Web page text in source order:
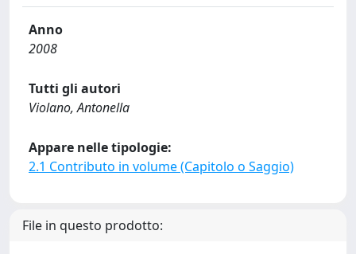
Anno
2008
Tutti gli autori
Violano, Antonella
Appare nelle tipologie:
2.1 Contributo in volume (Capitolo o Saggio)
File in questo prodotto: